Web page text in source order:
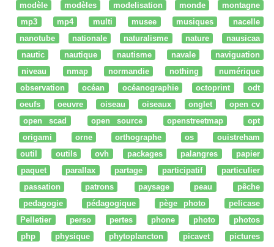
modèle
modèles modelisation monde
montagne
mp3
mp4 multi musee musiques
nacelle
nanotube
nationale naturalisme nature
nausicaa
nautic
nautique nautisme navale
naviguation
niveau
nmap normandie nothing
numérique
observation
océan océanographie octoprint
odt
oeufs
oeuvre oiseau oiseaux onglet
open cv
open scad
open source openstreetmap
opt
origami
orne orthographe os
ouistreham
outil
outils ovh packages palangres
papier
paquet
parallax partage participatif
particulier
passation
patrons paysage peau
pêche
pedagogie
pédagogique pège photo
pelicase
Pelletier
perso pertes phone photo
photos
php
physique phytoplancton picavet
pictures